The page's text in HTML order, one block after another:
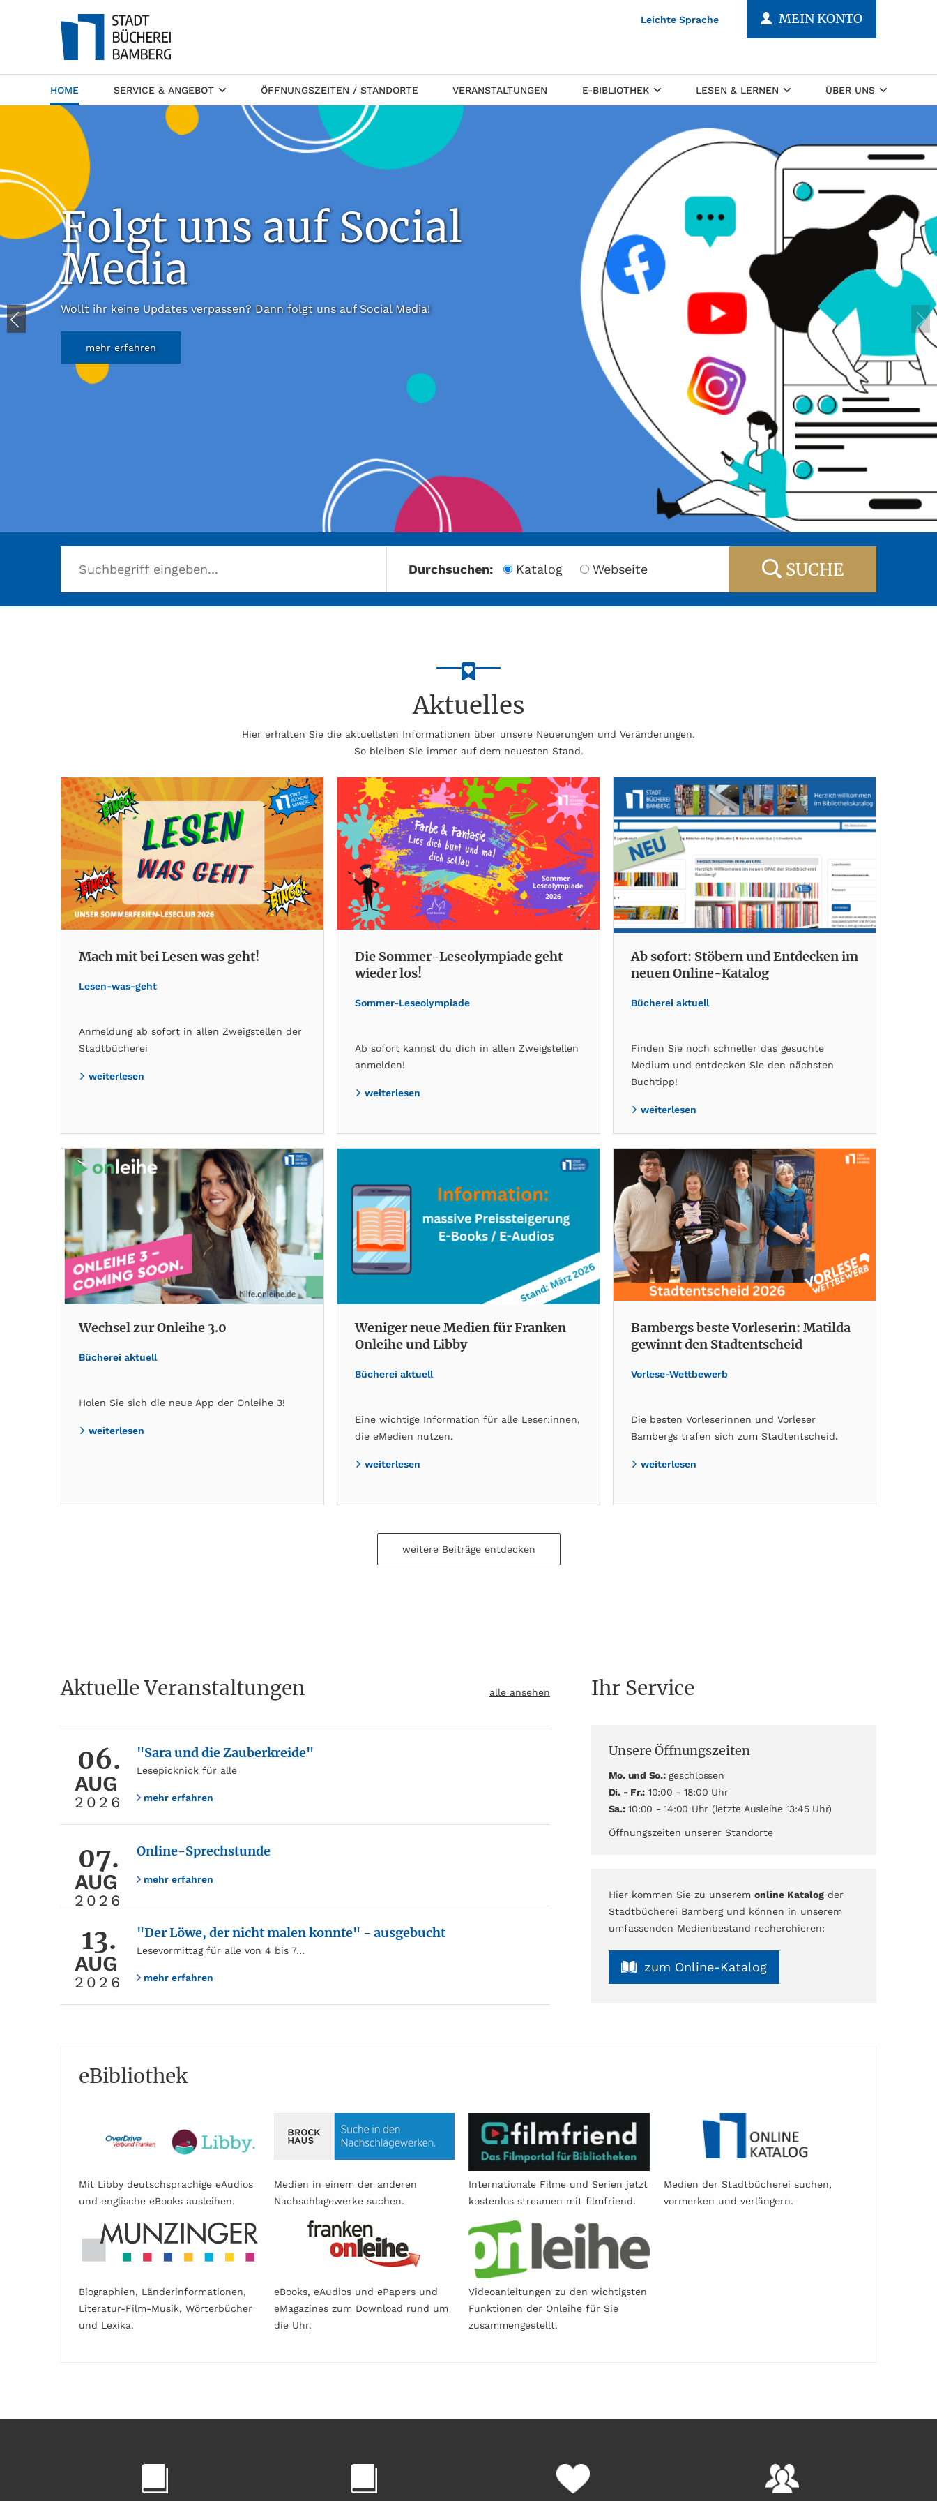
Leichte Sprache MEIN KONTO
HOME (CURRENT)SERVICE & ANGEBOT ÖFFNUNGSZEITEN / STANDORTE VERANSTALTUNGEN E-BIBLIOTHEK LESEN & LERNEN ÜBER UNS
Folgt uns auf Social
Media
Wollt ihr keine Updates verpassen? Dann folgt uns auf Social Media!
mehr erfahren
Durchsuchen: Katalog Webseite SUCHE
Aktuelles
Hier erhalten Sie die aktuellsten Informationen über unsere Neuerungen und Veränderungen.
So bleiben Sie immer auf dem neuesten Stand.
Mach mit bei Lesen was geht!
Lesen-was-geht
Anmeldung ab sofort in allen Zweigstellen der
Stadtbücherei
weiterlesen
Die Sommer-Leseolympiade geht
wieder los!
Sommer-Leseolympiade
Ab sofort kannst du dich in allen Zweigstellen
anmelden!
weiterlesen
Ab sofort: Stöbern und Entdecken im
neuen Online-Katalog
Bücherei aktuell
Finden Sie noch schneller das gesuchte
Medium und entdecken Sie den nächsten
Buchtipp!
weiterlesen
Wechsel zur Onleihe 3.0
Bücherei aktuell
Holen Sie sich die neue App der Onleihe 3!
weiterlesen
Weniger neue Medien für Franken
Onleihe und Libby
Bücherei aktuell
Eine wichtige Information für alle Leser:innen,
die eMedien nutzen.
weiterlesen
Bambergs beste Vorleserin: Matilda
gewinnt den Stadtentscheid
Vorlese-Wettbewerb
Die besten Vorleserinnen und Vorleser
Bambergs trafen sich zum Stadtentscheid.
weiterlesen
weitere Beiträge entdecken
Ihr Service
Unsere Öffnungszeiten
Mo. und So.:geschlossen
Di. - Fr.: 10:00 - 18:00 Uhr
Sa.:10:00 - 14:00 Uhr (letzte Ausleihe 13:45 Uhr)
Öffnungszeiten unserer Standorte
Hier kommen Sie zu unserem online Katalogder
Stadtbücherei Bamberg und können in unserem
umfassenden Medienbestand recherchieren:
zum Online-Katalog
Aktuelle Veranstaltungen alle ansehen
06.
AUG
2026
"Sara und die Zauberkreide"
Lesepicknick für alle
mehr erfahren
07.
AUG
2026
Online-Sprechstunde
mehr erfahren
13.
AUG
2026
"Der Löwe, der nicht malen konnte" - ausgebucht
Lesevormittag für alle von 4 bis 7…
mehr erfahren
eBibliothek
Mit Libby deutschsprachige eAudios
und englische eBooks ausleihen.
Medien in einem der anderen
Nachschlagewerke suchen.
Internationale Filme und Serien jetzt
kostenlos streamen mit filmfriend.
Medien der Stadtbücherei suchen,
vormerken und verlängern.
Biographien, Länderinformationen,
Literatur-Film-Musik, Wörterbücher
und Lexika.
eBooks, eAudios und ePapers und
eMagazines zum Download rund um
die Uhr.
Videoanleitungen zu den wichtigsten
Funktionen der Onleihe für Sie
zusammengestellt.